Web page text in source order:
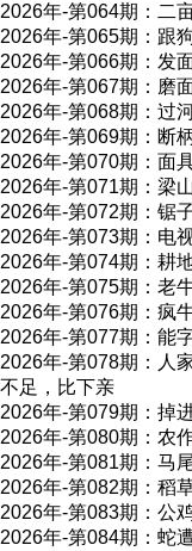
2026年-第064期：二
2026年-第065期：跟
2026年-第066期：发
2026年-第067期：磨
2026年-第068期：过
2026年-第069期：断
2026年-第070期：面
2026年-第071期：梁
2026年-第072期：锯
2026年-第073期：电
2026年-第074期：耕
2026年-第075期：老
2026年-第076期：
2026年-第077期：能
2026年-第078期：人
不足，比下亲
2026年-第079期：掉
2026年-第080期：农
2026年-第081期：马
2026年-第082期：稻
2026年-第083期：公
2026年-第084期：蛇